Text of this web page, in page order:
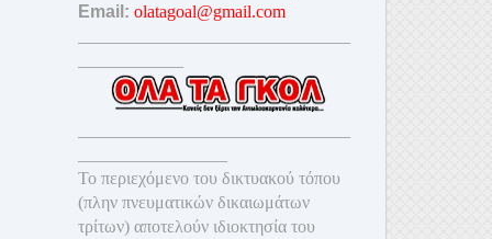
Email: olatagoal@gmail.com
Το περιεχόμενο του δικτυακού τόπου
(πλην πνευματικών δικαιωμάτων
τρίτων) αποτελούν ιδιοκτησία του